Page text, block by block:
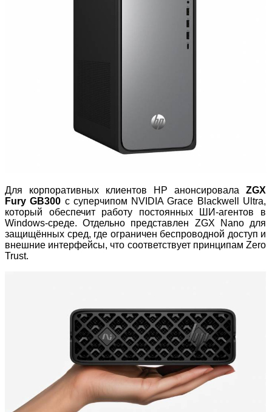
Для корпоративных клиентов HP анонсировалаZGX
Fury GB300 с суперчипом NVIDIA Grace Blackwell Ultra,
который обеспечит работу постоянных ШИ‑агентов в
Windows‑среде. Отдельно представлен ZGX Nano для
защищённых сред, где ограничен беспроводной доступ и
внешние интерфейсы, что соответствует принципам Zero
Trust.